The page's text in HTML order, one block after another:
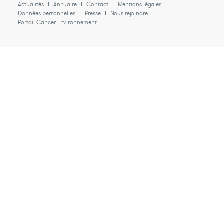
Actualités
Annuaire Contact
Mentions légales
Données personnelles
Presse
Nous rejoindre
Portail Cancer Environnement